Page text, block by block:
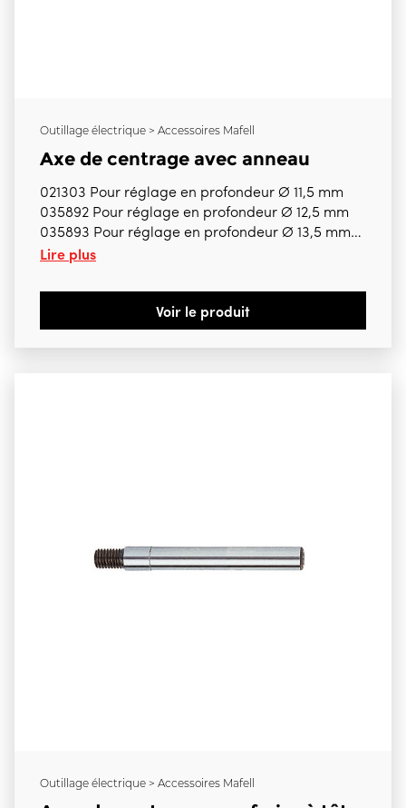
Outillage électrique > Accessoires Mafell
Axe de centrage avec anneau
021303 Pour réglage en profondeur Ø 11,5 mm
035892 Pour réglage en profondeur Ø 12,5 mm
035893 Pour réglage en profondeur Ø 13,5 mm
035894 Pour réglage en profondeur Ø 15,5 mm
035896 Pour réglage en profondeur Ø 19,5 mm
035897 Pour réglage en profondeur Ø 21,5 mm
035898 Pour réglage en profondeur Ø 23,5 mm
Lire plus
Voir le produit
Outillage électrique > Accessoires Mafell